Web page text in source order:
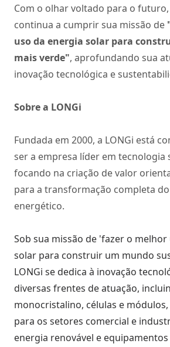
Com o olhar voltado para o futuro,
continua a cumprir sua missão de
uso da energia solar para
mais verde", aprofundando sua
inovação tecnológica e
Sobre a LONGi
Fundada em 2000, a LONGi está
ser a empresa líder em tecnologia
focando na criação de valor
para a transformação completa
energético.
Sob sua missão de 'fazer o
solar para construir um mundo
LONGi se dedica à inovação
diversas frentes de atuação,
monocristalino, células e
para os setores comercial e
energia renovável e